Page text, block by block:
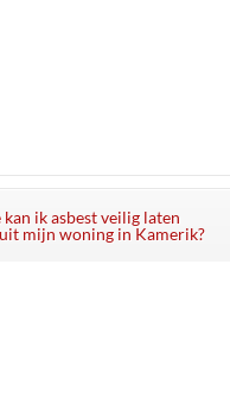
ik asbest veilig laten
mijn woning in Kamerik?